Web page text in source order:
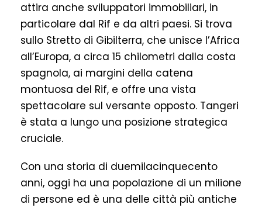
attira anche sviluppatori immobiliari, in
particolare dal Rif e da altri paesi. Si trova
sullo Stretto di Gibilterra, che unisce l’Africa
all’Europa, a circa 15 chilometri dalla costa
spagnola, ai margini della catena
montuosa del Rif, e offre una vista
spettacolare sul versante opposto. Tangeri
è stata a lungo una posizione strategica
cruciale.
Con una storia di duemilacinquecento
anni, oggi ha una popolazione di un milione
di persone ed è una delle città più antiche